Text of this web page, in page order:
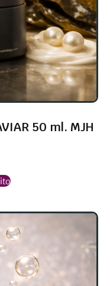
50 ml. MJH